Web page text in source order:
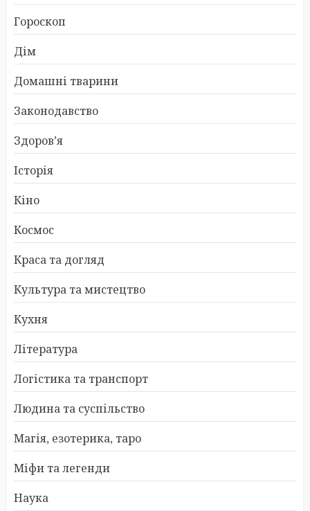
Гороскоп
Дім
Домашні тварини
Законодавство
Здоров’я
Історія
Кіно
Космос
Краса та догляд
Культура та мистецтво
Кухня
Література
Логістика та транспорт
Людина та суспільство
Магія, езотерика, таро
Міфи та легенди
Наука